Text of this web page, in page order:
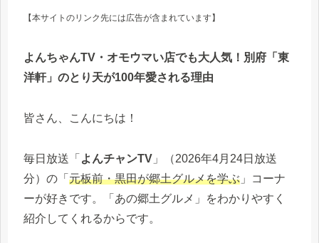
【本サイトのリンク先には広告が含まれています】
よんちゃんTV・オモウマい店でも大人気！別府「東
洋軒」のとり天が100年愛される理由
皆さん、こんにちは！
毎日放送「 よんチャンTV 」（2026年4月24日放送
分）の「 元板前・黒田が郷土グルメを学ぶ 」コーナ
ーが好きです。「あの郷土グルメ」をわかりやすく
紹介してくれるからです。